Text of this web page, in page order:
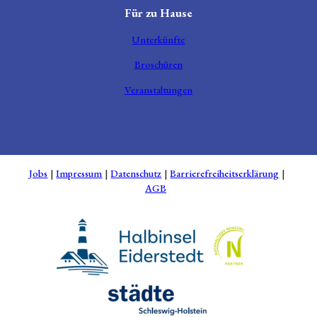
Für zu Hause
Unterkünfte
Broschüren
Veranstaltungen
Jobs Impressum Datenschutz
Barrierefreiheitserklärung
AGB